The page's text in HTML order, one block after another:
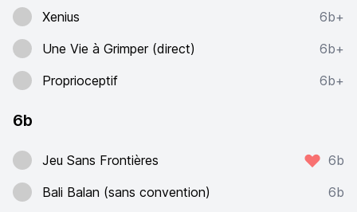
Xenius
6b+
Une Vie à Grimper (direct)
6b+
Proprioceptif
6b+
6b
Jeu Sans Frontières
6b
Bali Balan (sans convention)
6b